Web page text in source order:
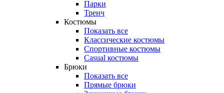
Парки
Тренч
Костюмы
Показать все
Классические костюмы
Спортивные костюмы
Casual костюмы
Брюки
Показать все
Прямые брюки